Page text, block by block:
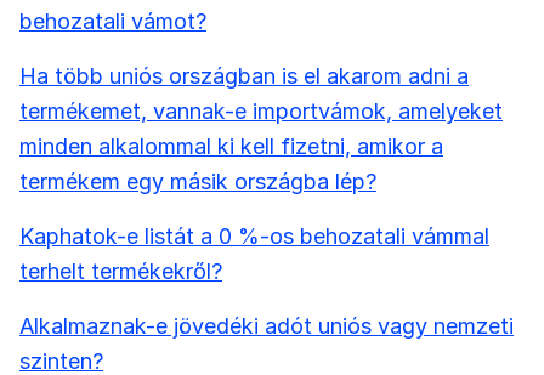
behozatali vámot?
Ha több uniós országban is el akarom adni a
termékemet, vannak-e importvámok, amelyeket
minden alkalommal ki kell fizetni, amikor a
termékem egy másik országba lép?
Kaphatok-e listát a 0 %-os behozatali vámmal
terhelt termékekről?
Alkalmaznak-e jövedéki adót uniós vagy nemzeti
szinten?